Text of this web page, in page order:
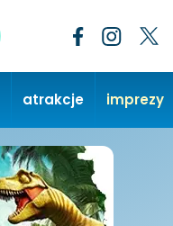
atrakcje imprezy